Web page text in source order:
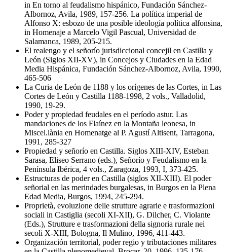
in En torno al feudalismo hispánico, Fundación Sánchez-
Albornoz, Avila, 1989, 157-256. La política imperial de
Alfonso X: esbozo de una posible ideología política alfonsina,
in Homenaje a Marcelo Vigil Pascual, Universidad de
Salamanca, 1989, 205-215.
El realengo y el señorío jurisdiccional concejil en Castilla y
León (Siglos XII-XV), in Concejos y Ciudades en la Edad
Media Hispánica, Fundación Sánchez-Albornoz, Avila, 1990,
465-506
La Curia de León de 1188 y los orígenes de las Cortes, in Las
Cortes de León y Castilla 1188-1998, 2 vols., Valladolid,
1990, 19-29.
Poder y propiedad feudales en el período astur. Las
mandaciones de los Flaínez en la Montaña leonesa, in
Miscel.lània en Homenatge al P. Agustí Altisent, Tarragona,
1991, 285-327
Propiedad y señorío en Castilla. Siglos XIII-XIV, Esteban
Sarasa, Eliseo Serrano (eds.), Señorío y Feudalismo en la
Península Ibérica, 4 vols., Zaragoza, 1993, I, 373-425.
Estructuras de poder en Castilla (siglos XII-XIII). El poder
señorial en las merindades burgalesas, in Burgos en la Plena
Edad Media, Burgos, 1994, 245-294.
Proprietà, evoluzione delle strutture agrarie e trasformazioni
sociali in Castiglia (secoli XI-XII), G. Dilcher, C. Violante
(Eds.), Strutture e trasformazioni della signoria rurale nei
secoli X-XIII, Bologna, Il Mulino, 1996, 411-443.
Organización territorial, poder regio y tributaciones militares